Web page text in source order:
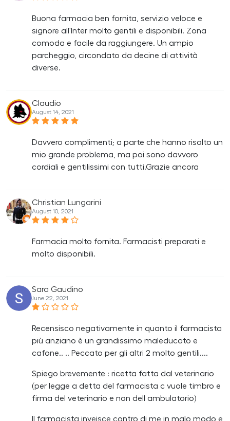
Buona farmacia ben fornita, servizio veloce e
signore all'Inter molto gentili e disponibili. Zona
comoda e facile da raggiungere. Un ampio
parcheggio, circondato da decine di attività
diverse.
Claudio
August 14, 2021
Davvero complimenti; a parte che hanno risolto un
mio grande problema, ma poi sono davvoro
cordiali e gentilissimi con tutti.Grazie ancora
Christian Lungarini
August 10, 2021
Farmacia molto fornita. Farmacisti preparati e
molto disponibili.
Sara Gaudino
June 22, 2021
Recensisco negativamente in quanto il farmacista
più anziano è un grandissimo maleducato e
cafone.. .. Peccato per gli altri 2 molto gentili....
Spiego brevemente : ricetta fatta dal veterinario
(per legge a detta del farmacista c vuole timbro e
firma del veterinario e non dell ambulatorio)
Il farmacista inveisce contro di me in malo modo e